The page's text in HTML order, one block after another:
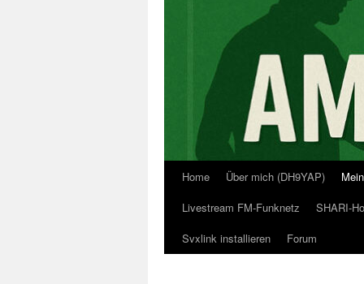
Home Über mich (DH9YAP)
Livestream FM-Funknetz
SHARI-
Svxlink installieren
Forum